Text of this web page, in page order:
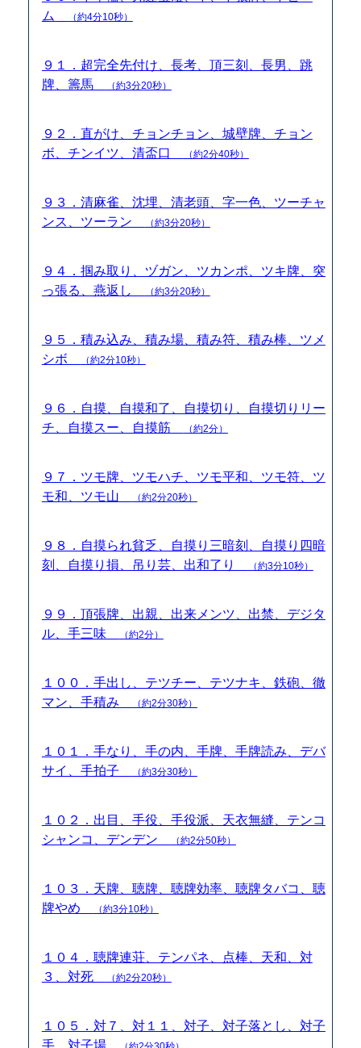
ム
（約4分10秒）
９１．超完全先付け、長考、頂三刻、長男、跳
牌、籌馬
（約3分20秒）
９２．直がけ、チョンチョン、城壁牌、チョン
ボ、チンイツ、清盃口
（約2分40秒）
９３．清麻雀、沈埋、清老頭、字一色、ツーチャ
ンス、ツーラン
（約3分20秒）
９４．掴み取り、ヅガン、ツカンポ、ツキ牌、突
っ張る、燕返し
（約3分20秒）
９５．積み込み、積み場、積み符、積み棒、ツメ
シボ
（約2分10秒）
９６．自摸、自摸和了、自摸切り、自摸切りリー
チ、自摸スー、自摸筋
（約2分）
９７．ツモ牌、ツモハチ、ツモ平和、ツモ符、ツ
モ和、ツモ山
（約2分20秒）
９８．自摸られ貧乏、自摸り三暗刻、自摸り四暗
刻、自摸り損、吊り芸、出和了り
（約3分10秒）
９９．頂張牌、出親、出来メンツ、出禁、デジタ
ル、手三味
（約2分）
１００．手出し、テツチー、テツナキ、鉄砲、徹
マン、手積み
（約2分30秒）
１０１．手なり、手の内、手牌、手牌読み、デバ
サイ、手拍子
（約3分30秒）
１０２．出目、手役、手役派、天衣無縫、テンコ
シャンコ、デンデン
（約2分50秒）
１０３．天牌、聴牌、聴牌効率、聴牌タバコ、聴
牌やめ
（約3分10秒）
１０４．聴牌連荘、テンパネ、点棒、天和、対
３、対死
（約2分20秒）
１０５．対７、対１１、対子、対子落とし、対子
手、対子場